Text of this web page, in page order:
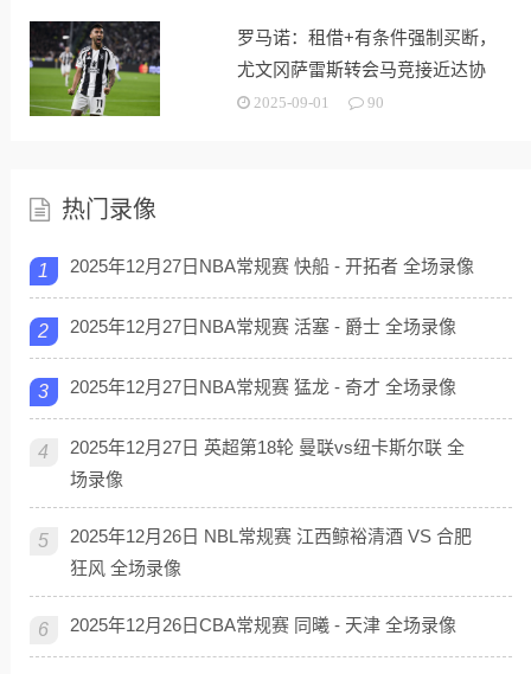
罗马诺：租借+有条件强制买断，
尤文冈萨雷斯转会马竞接近达协
议2025-09-01 90
热门录像
1 2025年12月27日NBA常规赛 快船 - 开拓者 全场录像
2 2025年12月27日NBA常规赛 活塞 - 爵士 全场录像
3 2025年12月27日NBA常规赛 猛龙 - 奇才 全场录像
4
2025年12月27日 英超第18轮 曼联vs纽卡斯尔联 全
场录像
5
2025年12月26日 NBL常规赛 江西鲸裕清酒 VS 合肥
狂风 全场录像
6 2025年12月26日CBA常规赛 同曦 - 天津 全场录像